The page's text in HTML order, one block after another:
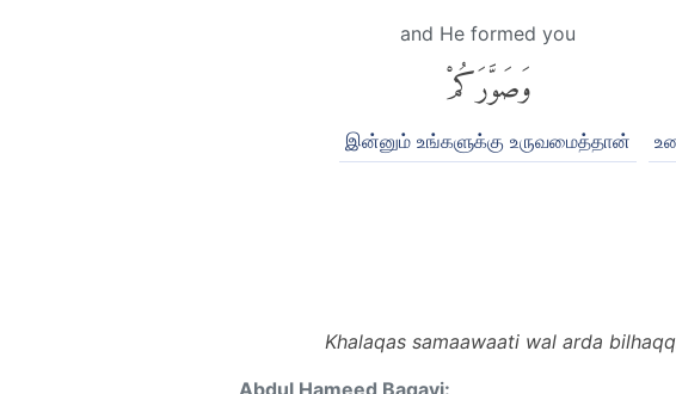
and He formed you
وَصَوَّرَكُمْ
இன்னும் உங்களுக்கு உருவமைத்தான்
Khalaqas samaawaati wal arda